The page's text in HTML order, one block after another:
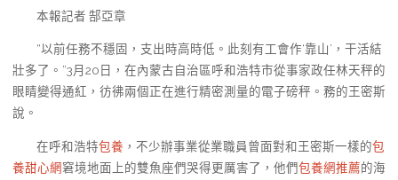
本報記者 郜亞章
“以前任務不穩固，支出時高時低。此刻有工會作‘靠山’，干活結
壯多了。”3月20日，在內蒙古自治區呼和浩特市從事家政任林天秤的
眼睛變得通紅，彷彿兩個正在進行精密測量的電子磅秤。務的王密斯
說。
在呼和浩特包養 ，不少辦事業從業職員曾面對和王密斯一樣的包
養甜心網窘境地面上的雙魚座們哭得更厲害了，他們包養網推薦的海